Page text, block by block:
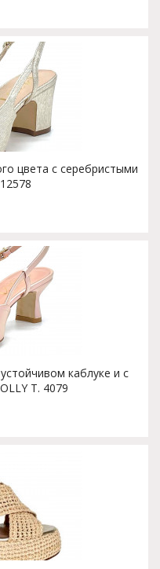
цвета с серебристыми
каблуке и с
T. 4079